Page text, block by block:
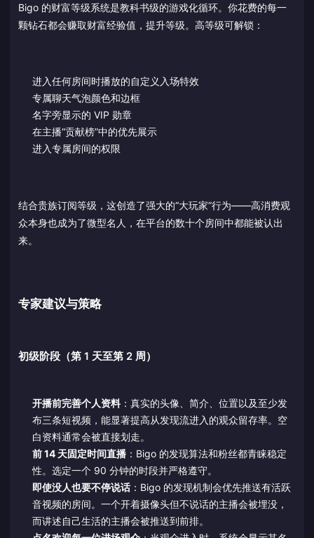
Bigo 的财富等级系统是教科书级的游戏化循环。你花费的每一
颗钻石都会赚取财富经验值，提升等级。高等级可解锁：
进入任何房间时播放的自定义入场特效
专属聊天气泡颜色和边框
名字旁显示的 VIP 勋章
在主播“贡献榜”中的优先展示
进入专属房间的权限
结合贵族订阅等级，这创造了强大的“大玩家”行为——高消费观
众本身也成为了微型名人，在平台的数十个房间中都能被认出
来。
专家建议与策略
初级阶段（第 1 天至第 2 周）
开播前完善个人资料：真实的头像、简介、位置以及至少发
布三条短视频，能显著提高从发现流进入的观众留存率。空
白资料通常会被直接划走。
前 14 天固定时间直播：Bigo 的发现算法和粉丝都青睐稳定
性。选定一个 90 分钟的时段并严格遵守。
即使没人也要不停说话：Bigo 的发现机制会优先推送有活跃
音视频的房间。一个开着摄像头但不说话的主播会被埋没，
而讲述自己生活的主播会被推送到前排。